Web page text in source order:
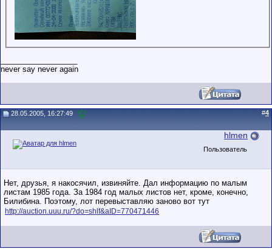
never say never again
28.05.2005, 16:27:49 #4
hlmen
Пользователь
Нет, друзья, я накосячил, извиняйте. Дал информацию по малым
листам 1985 года. За 1984 год малых листов нет, кроме, конечно,
Билибина. Поэтому, лот перевыставляю заново вот тут
http://auction.uuu.ru/?do=shlf&aID=770471446